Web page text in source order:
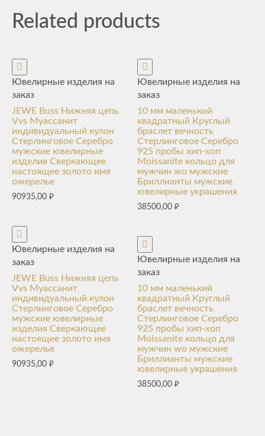
Related products
Ювелирные изделия на
заказ
JEWE Buss Нижняя цепь
Vvs Муассанит
индивидуальный кулон
Стерлинговое Серебро
мужские ювелирные
изделия Сверкающее
настоящее золото имя
ожерелье
90935,00 ₽
Ювелирные изделия на
заказ
JEWE Buss Нижняя цепь
Vvs Муассанит
индивидуальный кулон
Стерлинговое Серебро
мужские ювелирные
изделия Сверкающее
настоящее золото имя
ожерелье
90935,00 ₽
Ювелирные изделия на
заказ
10 мм маленький
квадратный Круглый
браслет вечность
Стерлинговое Серебро
925 пробы хип-хоп
Moissanite кольцо для
мужчин wo мужские
Бриллианты мужские
ювелирные украшения
38500,00₽
Ювелирные изделия на
заказ
10 мм маленький
квадратный Круглый
браслет вечность
Стерлинговое Серебро
925 пробы хип-хоп
Moissanite кольцо для
мужчин wo мужские
Бриллианты мужские
ювелирные украшения
38500,00₽